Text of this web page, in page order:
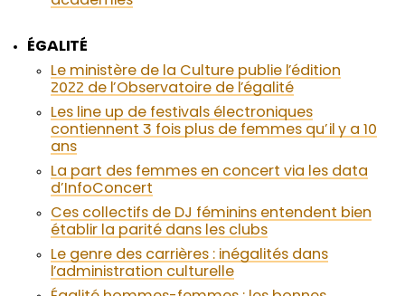
ÉGALITÉ
Le ministère de la Culture publie l’édition
2022 de l’Observatoire de l’égalité
Les line up de festivals électroniques
contiennent 3 fois plus de femmes qu’il y a 10
ans
La part des femmes en concert via les data
d’InfoConcert
Ces collectifs de DJ féminins entendent bien
établir la parité dans les clubs
Le genre des carrières : inégalités dans
l’administration culturelle